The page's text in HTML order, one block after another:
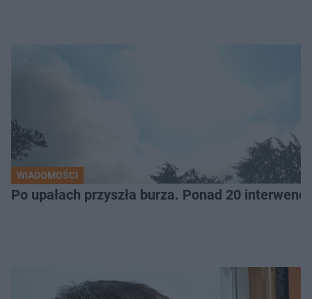
WIADOMOŚCI
Po upałach przyszła burza. Ponad 20